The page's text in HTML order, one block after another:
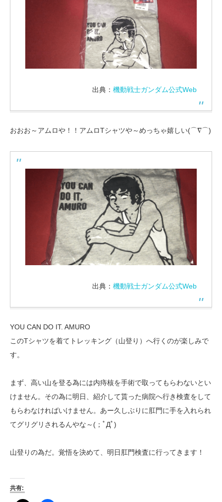
出典： 機動戦士ガンダム公式Web
おおお～アムロや！！アムロTシャツや～めっちゃ嬉しい(⌒∇⌒)
出典： 機動戦士ガンダム公式Web
YOU CAN DO IT. AMURO
このTシャツを着てトレッキング（山登り）へ行くのが楽しみで
す。
まず、高い山を登る為には内痔核を手術で取ってもらわないとい
けません。その為に明日、紹介して貰った病院へ行き検査をして
もらわなければいけません。あー久しぶりに肛門に手を入れられ
てグリグリされるんやな～(；ﾟДﾟ)
山登りの為だ。覚悟を決めて、明日肛門検査に行ってきます！
共有: